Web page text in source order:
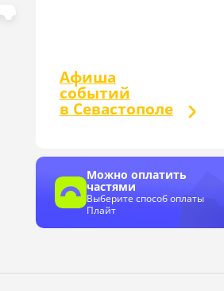
Афиша
событий
в Севастополе
Можно оплатить
частями
Выберите способ оплаты
Плайт